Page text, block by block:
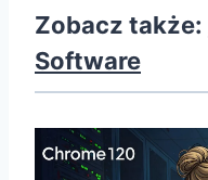
Zobacz także:
Software